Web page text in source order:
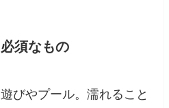
須なもの
びやプール。濡れること